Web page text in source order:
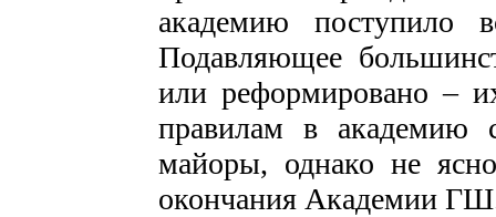
академию поступило
Подавляющее
или реформировано –
правилам в академию
майоры, однако не
окончания Академии